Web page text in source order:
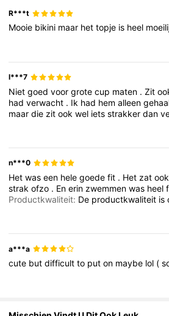
4.84 2M Volgers
4.84 2M Volgers
R***t
Mooie bikini maar hettopje is heel
l***7
Nietgoedvoorgrotecup maten .Zit
hadverwacht . Ik had hemalleen
maardie zitookwel ietsstrakkerdan
n***0
Hetwaseen helegoedefit . Het zatook
strakofzo . Enerin zwemmenwas heel
Productkwaliteit: De productkwaliteit is
fit.Destofisookheelfijn,dusdatis
a***a
cute butdifficultto puton maybe lol (